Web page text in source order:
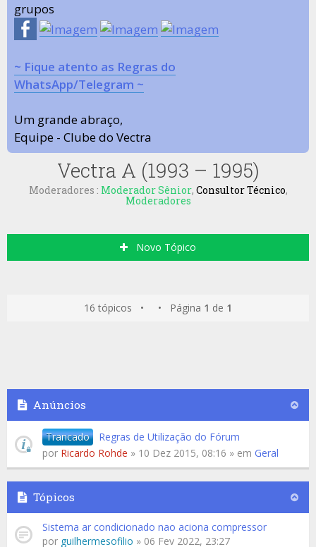
grupos
~ Fique atento as Regras do
WhatsApp/Telegram ~
Um grande abraço,
Equipe - Clube do Vectra
Vectra A (1993 – 1995)
Moderadores : Moderador Sênior, Consultor Técnico,
Moderadores
Novo Tópico
16 tópicos • • Página 1 de 1
Anúncios
Trancado
Regras de Utilização do Fórum
por Ricardo Rohde » 10 Dez 2015, 08:16 » em Geral
Tópicos
Sistema ar condicionado nao aciona compressor
por guilhermesofilio » 06 Fev 2022, 23:27